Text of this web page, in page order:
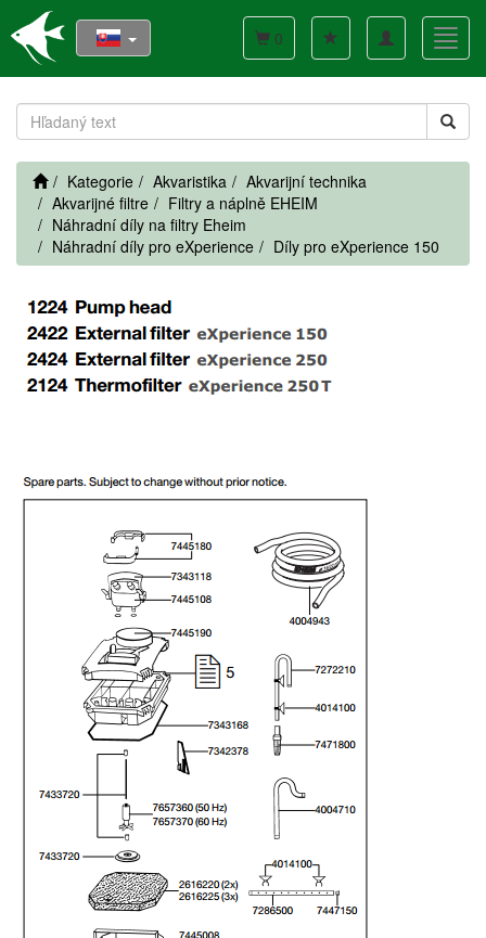
Toggle
navigation
0
Kategorie Akvaristika
Akvarijní technika
Akvarijné filtre
Filtry a náplně EHEIM
Náhradní díly na filtry Eheim
Náhradní díly pro eXperience
Díly pro eXperience 150